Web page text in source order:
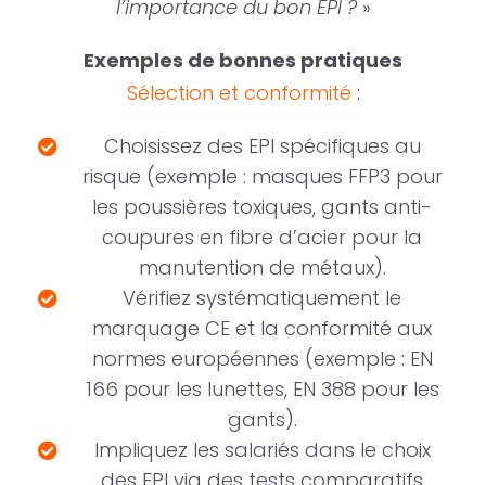
l’importance du bon EPI ?»
Exemples de bonnes pratiques
Sélection et conformité :
Choisissez des EPI spécifiques au
risque (exemple : masques FFP3 pour
les poussières toxiques, gants anti-
coupures en fibre d’acier pour la
manutention de métaux).
Vérifiez systématiquement le
marquage CE et la conformité aux
normes européennes (exemple : EN
166 pour les lunettes, EN 388 pour les
gants).
Impliquez les salariés dans le choix